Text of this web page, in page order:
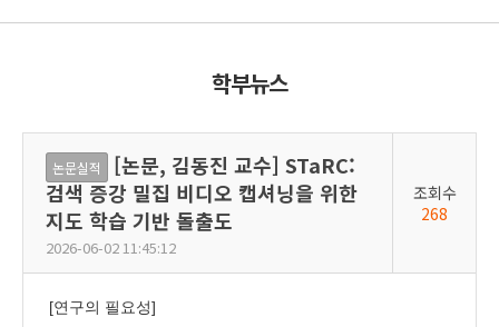
학부뉴스
논문실적
[논문, 김동진 교수] STaRC:
검색 증강 밀집 비디오 캡셔닝을 위한
지도 학습 기반 돌출도
2026-06-02 11:45:12
조회수
268
[연구의 필요성]